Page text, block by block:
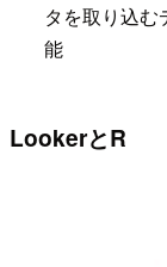
タを取り込
能
LookerとR